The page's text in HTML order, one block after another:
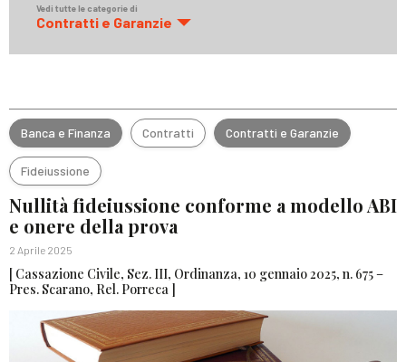
Vedi tutte le categorie di
Contratti e Garanzie
Banca e Finanza Contratti Contratti e Garanzie
Fideiussione
Nullità fideiussione conforme a modello ABI
e onere della prova
2 Aprile 2025
[ Cassazione Civile, Sez. III, Ordinanza, 10 gennaio 2025, n. 675 –
Pres. Scarano, Rel. Porreca ]